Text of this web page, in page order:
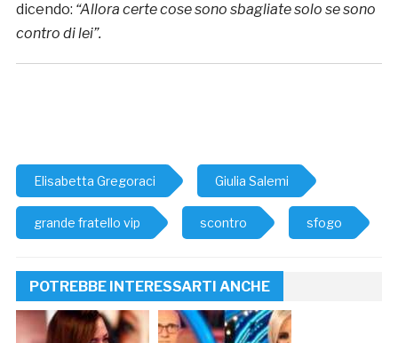
dicendo: “Allora certe cose sono sbagliate solo se sono
contro di lei”.
Elisabetta Gregoraci Giulia Salemi
grande fratello vip scontro sfogo
POTREBBE INTERESSARTI ANCHE